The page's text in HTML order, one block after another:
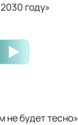
году»
будет тесно»